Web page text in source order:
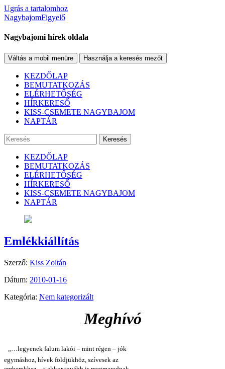
Ugrás a tartalomhoz
NagybajomFigyelő
Nagybajomi hírek oldala
Váltás a mobil menüre Használja a keresés mezőt
KEZDŐLAP
BEMUTATKOZÁS
ELÉRHETŐSÉG
HÍRKERESŐ
KISS-CSEMETE NAGYBAJOM
NAPTÁR
Keresés
KEZDŐLAP
BEMUTATKOZÁS
ELÉRHETŐSÉG
HÍRKERESŐ
KISS-CSEMETE NAGYBAJOM
NAPTÁR
Emlékkiállítás
Szerző: Kiss Zoltán
Dátum: 2010-01-16
Kategória: Nem kategorizált
Meghívó
„…legyenek falum lakói – mint régen – jók
egymáshoz, hívek földjükhöz, szívesek az